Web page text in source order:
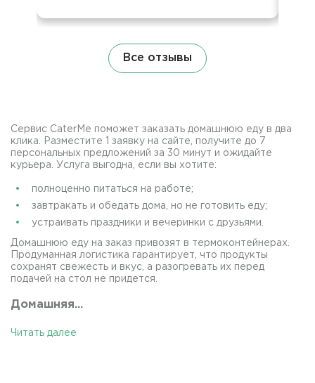
Все отзывы
Сервис CaterMe поможет заказать домашнюю еду в два
клика. Разместите 1 заявку на сайте, получите до 7
персональных предложений за 30 минут и ожидайте
курьера. Услуга выгодна, если вы хотите:
полноценно питаться на работе;
завтракать и обедать дома, но не готовить еду;
устраивать праздники и вечеринки с друзьями.
Домашнюю еду на заказ привозят в термоконтейнерах.
Продуманная логистика гарантирует, что продукты
сохранят свежесть и вкус, а разогревать их перед
подачей на стол не придется.
Домашняя...
Читать далее